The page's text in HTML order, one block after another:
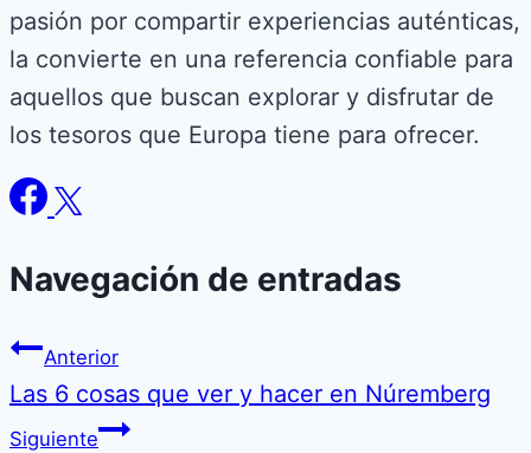
pasión por compartir experiencias auténticas,
la convierte en una referencia confiable para
aquellos que buscan explorar y disfrutar de
los tesoros que Europa tiene para ofrecer.
Navegación de entradas
Anterior
Las 6 cosas que ver y hacer en Núremberg
Siguiente